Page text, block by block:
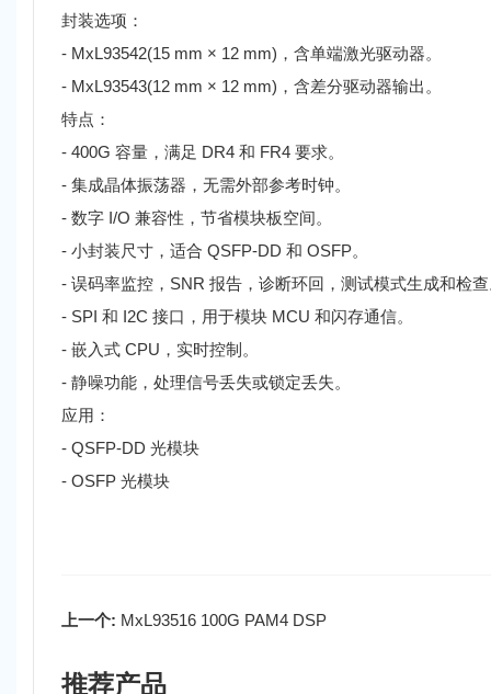
封装选项：
- MxL93542(15 mm × 12 mm)，含单端激光驱动器。
- MxL93543(12 mm × 12 mm)，含差分驱动器输出。
特点：
- 400G 容量，满足 DR4 和 FR4 要求。
- 集成晶体振荡器，无需外部参考时钟。
- 数字 I/O 兼容性，节省模块板空间。
- 小封装尺寸，适合 QSFP-DD 和 OSFP。
- 误码率监控，SNR 报告，诊断环回，测试模式生成和检
- SPI 和 I2C 接口，用于模块 MCU 和闪存通信。
- 嵌入式 CPU，实时控制。
- 静噪功能，处理信号丢失或锁定丢失。
应用：
- QSFP-DD 光模块
- OSFP 光模块
上一个: MxL93516 100G PAM4 DSP
推荐产品